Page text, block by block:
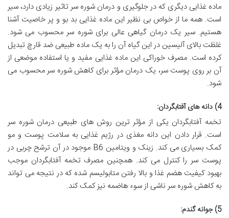
ماده غذایی دیگری که در جلوگیری و درمان شوره سر تاثیر زیادی دارد، سیر
است. همه ما از خواص بی نظیر این ماده غذایی بد بو و پر خاصیت آشنا
هستیم. سیر یک درمان گیاهی عالی برای شوره سر محسوب می شود.
غلظت بالای آلیسین در این گیاه آن را به یک ماده طبیعی ضد قارچ تبدیل
کرده است. مصرف خوراکی این ماده غذایی مفید و یا استفاده موضعی از
آن بر روی پوست سر، یک درمان مؤثر برای کاهش شوره سر محسوب می
شود.
4) دانه های آفتابگردان:
تخمه آفتابگردان یکی از مؤثر ترین روش های طبیعی درمان شوره سر
است. قرار دادن این دانه مغذی در رژیم غذایی به سلامت پوست و مو
کمک بسیاری می کند. زینک و ویتامین B6 موجود در آن ترشح چربی در
پوست سر را کنترل می کند. همچنین مصرف تخمه آفتابگردان موجب
بهبود کیفیت هضم غذا و بالا رفتن متابولیسم شده که در نتیجه می تواند
به کاهش شوره سر ناشی از سوء هاضمه نیز کمک کند.
5) جوانه گندم: